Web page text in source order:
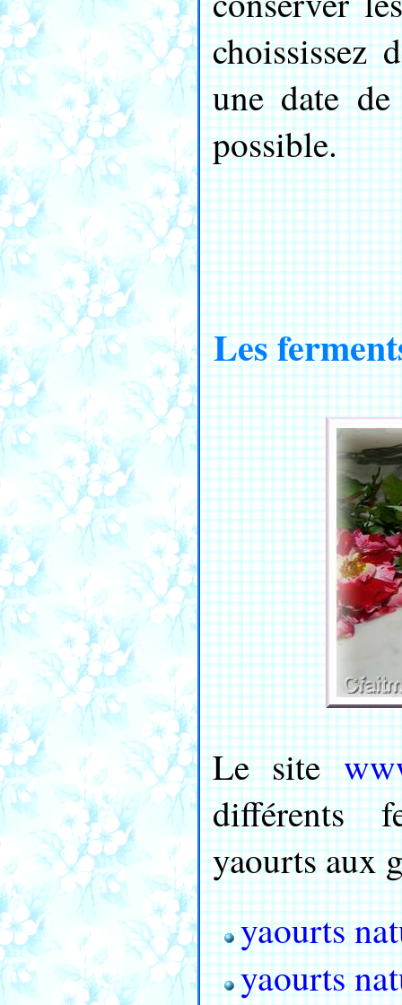
choississez
une date
possible.
Les
Le site
différents
yaourts aux
yaourts
yaourts